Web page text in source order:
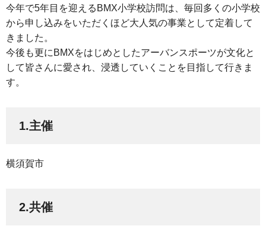
今年で5年目を迎えるBMX小学校訪問は、毎回多くの小学校
から申し込みをいただくほど大人気の事業として定着して
きました。
今後も更にBMXをはじめとしたアーバンスポーツが文化と
して皆さんに愛され、浸透していくことを目指して行きま
す。
1.主催
横須賀市
2.共催